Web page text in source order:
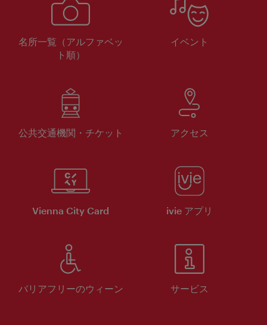
名所一覧（アルファベッ
ト順）
イベント
公共交通機関・チケット アクセス
Vienna City Card ivie アプリ
バリアフリーのウィーン サービス